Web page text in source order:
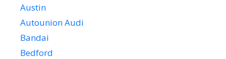
Austin
Autounion Audi
Bandai
Bedford